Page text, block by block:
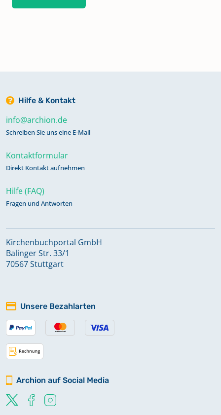
Hilfe & Kontakt
info@archion.de
Schreiben Sie uns eine E-Mail
Kontaktformular
Direkt Kontakt aufnehmen
Hilfe (FAQ)
Fragen und Antworten
Kirchenbuchportal GmbH
Balinger Str. 33/1
70567 Stuttgart
Unsere Bezahlarten
Archion auf Social Media